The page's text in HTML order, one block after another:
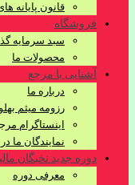
قانون پایانه
فروشگاه
سبد سرمایه
محصولات ما
آشنایی با مرجع
درباره ما
رزومه میثم
اینستاگرام
نمایندگان ما
دوره جدید نخبگان
معرفی دوره